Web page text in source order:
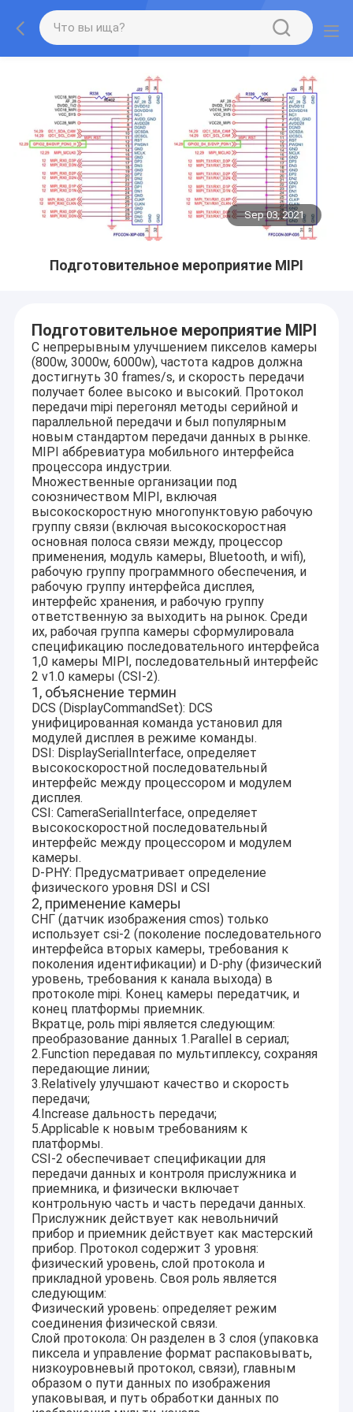
Sep 03, 2021
Подготовительное мероприятие MIPI
Подготовительное мероприятие MIPI
С непрерывным улучшением пикселов камеры
(800w, 3000w, 6000w), частота кадров должна
достигнуть 30 frames/s, и скорость передачи
получает более высоко и высокий. Протокол
передачи mipi перегонял методы серийной и
параллельной передачи и был популярным
новым стандартом передачи данных в рынке.
MIPI аббревиатура мобильного интерфейса
процессора индустрии.
Множественные организации под
союзничеством MIPI, включая
высокоскоростную многопунктовую рабочую
группу связи (включая высокоскоростная
основная полоса связи между, процессор
применения, модуль камеры, Bluetooth, и wifi),
рабочую группу программного обеспечения, и
рабочую группу интерфейса дисплея,
интерфейс хранения, и рабочую группу
ответственную за выходить на рынок. Среди
их, рабочая группа камеры сформулировала
спецификацию последовательного интерфейса
1,0 камеры MIPI, последовательный интерфейс
2 v1.0 камеры (CSI-2).
1, объяснение термин
DCS (DisplayCommandSet): DCS
унифицированная команда установил для
модулей дисплея в режиме команды.
DSI: DisplaySerialInterface, определяет
высокоскоростной последовательный
интерфейс между процессором и модулем
дисплея.
CSI: CameraSerialInterface, определяет
высокоскоростной последовательный
интерфейс между процессором и модулем
камеры.
D-PHY: Предусматривает определение
физического уровня DSI и CSI
2, применение камеры
СНГ (датчик изображения cmos) только
использует csi-2 (поколение последовательного
интерфейса вторых камеры, требования к
поколения идентификации) и D-phy (физический
уровень, требования к канала выхода) в
протоколе mipi. Конец камеры передатчик, и
конец платформы приемник.
Вкратце, роль mipi является следующим:
преобразование данных 1.Parallel в сериал;
2.Function передавая по мультиплексу, сохраняя
передающие линии;
3.Relatively улучшают качество и скорость
передачи;
4.Increase дальность передачи;
5.Applicable к новым требованиям к
платформы.
CSI-2 обеспечивает спецификации для
передачи данных и контроля прислужника и
приемника, и физически включает
контрольную часть и часть передачи данных.
Прислужник действует как невольничий
прибор и приемник действует как мастерский
прибор. Протокол содержит 3 уровня:
физический уровень, слой протокола и
прикладной уровень. Своя роль является
следующим:
Физический уровень: определяет режим
соединения физической связи.
Слой протокола: Он разделен в 3 слоя (упаковка
пиксела и управление формат распаковывать,
низкоуровневый протокол, связи), главным
образом о пути данных по изображения
упаковывая, и путь обработки данных по